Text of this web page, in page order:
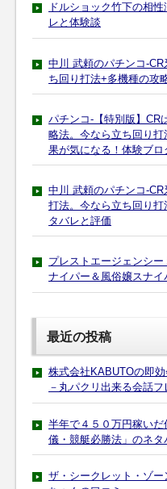
ドルショック竹下の相
レと体験談
中川 武頼のパチンコ-
ち回り打法+多機種の
パチンコ-【特別版】CR
略法。今なら立ち回り
果が気になる！体験ブロ
中川 武頼のパチンコ-
打法。今なら立ち回り
タバレと評価
プレストエージェンシ
ナイパー＆風俗嬢スナ
最近の投稿
株式会社KABUTOの即
－丸パクリ出来る会話
半年で４５０万円稼い
儀・競艇必勝法」のネタ
ザ・シークレット・ゾ